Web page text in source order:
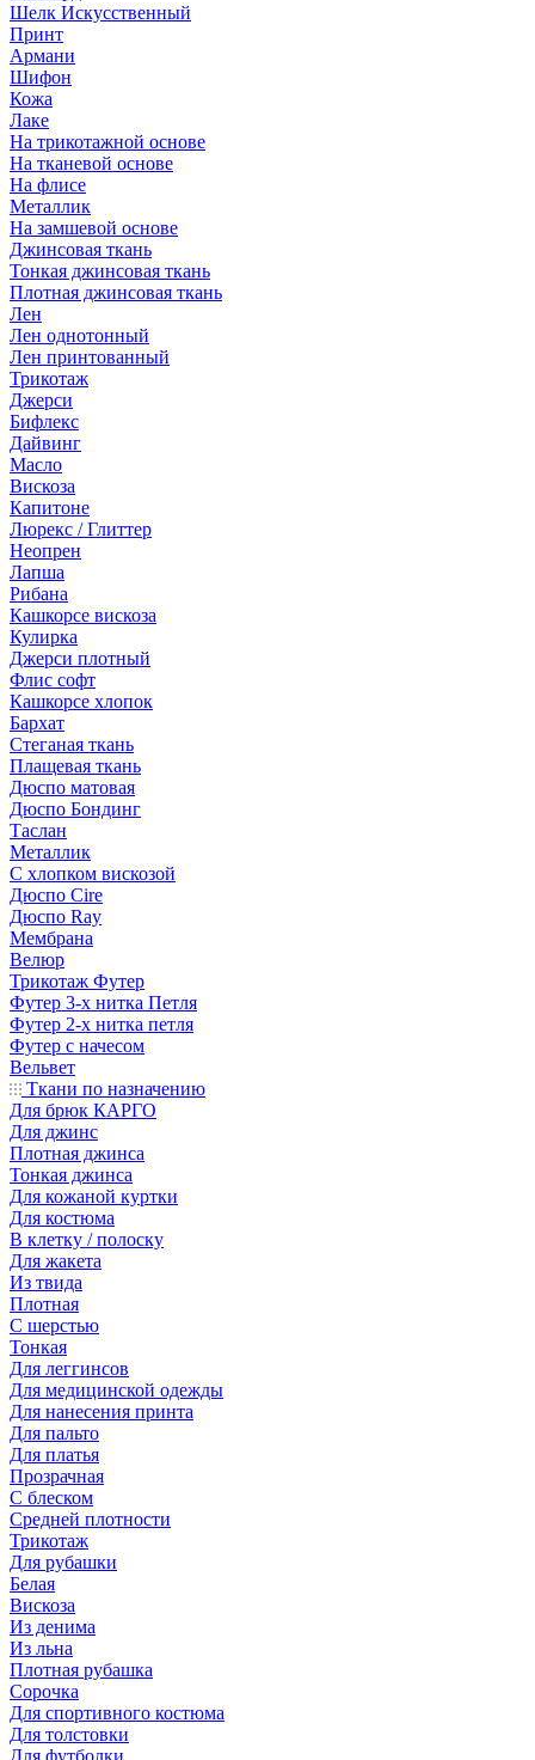
Шелк Искусственный
Принт
Армани
Шифон
Кожа
Лаке
На трикотажной основе
На тканевой основе
На флисе
Металлик
На замшевой основе
Джинсовая ткань
Тонкая джинсовая ткань
Плотная джинсовая ткань
Лен
Лен однотонный
Лен принтованный
Трикотаж
Джерси
Бифлекс
Дайвинг
Масло
Вискоза
Капитоне
Люрекс / Глиттер
Неопрен
Лапша
Рибана
Кашкорсе вискоза
Кулирка
Джерси плотный
Флис софт
Кашкорсе хлопок
Бархат
Стеганая ткань
Плащевая ткань
Дюспо матовая
Дюспо Бондинг
Таслан
Металлик
С хлопком вискозой
Дюспо Cire
Дюспо Ray
Мембрана
Велюр
Трикотаж Футер
Футер 3-х нитка Петля
Футер 2-х нитка петля
Футер с начесом
Вельвет
Ткани по назначению
Для брюк КАРГО
Для джинс
Плотная джинса
Тонкая джинса
Для кожаной куртки
Для костюма
В клетку / полоску
Для жакета
Из твида
Плотная
С шерстью
Тонкая
Для леггинсов
Для медицинской одежды
Для нанесения принта
Для пальто
Для платья
Прозрачная
С блеском
Средней плотности
Трикотаж
Для рубашки
Белая
Вискоза
Из денима
Из льна
Плотная рубашка
Сорочка
Для спортивного костюма
Для толстовки
Для футболки